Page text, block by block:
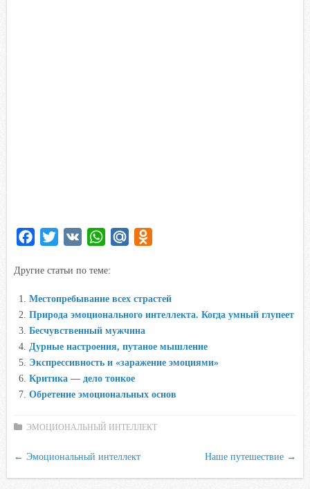
c
b
o
o
k
i
e
r
W
a
A
p
p
R
u
a
s
n
Другие статьи по теме:
Местопребывание всех страстей
Природа эмоционального интеллекта. Когда умный глупеет
Бесчувственный мужчина
Дурные настроения, путаное мышление
Экспрессивность и «заражение эмоциями»
Критика — дело тонкое
Обретение эмоциональных основ
ЭМОЦИОНАЛЬНЫЙ ИНТЕЛЛЕКТ
← Эмоциональный интеллект Наше путешествие →